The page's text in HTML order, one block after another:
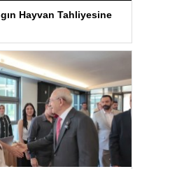
Hayvan Tahliyesine